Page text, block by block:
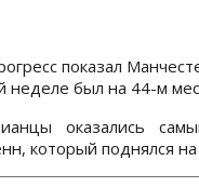
показал
был на 44-м
оказались
который поднялся